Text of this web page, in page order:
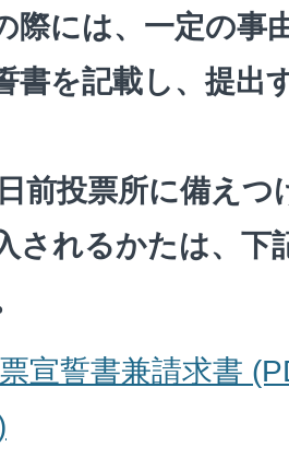
際には、一定の事
書を記載し、提出
前投票所に備え
されるかたは、下
宣誓書兼請求書